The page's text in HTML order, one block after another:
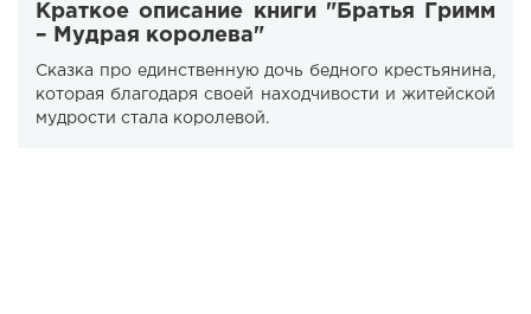
Краткое описание книги "Братья Гримм
– Мудрая королева"
Сказка про единственную дочь бедного крестьянина,
которая благодаря своей находчивости и житейской
мудрости стала королевой.